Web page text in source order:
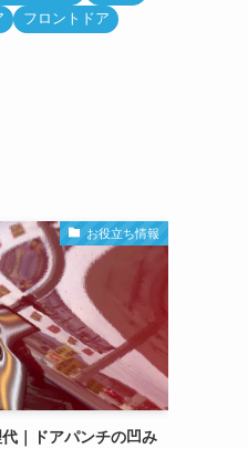
フロントドア
お役立ち情報
｜ドアパンチの凹み